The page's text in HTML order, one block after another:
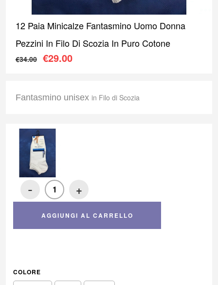
12 Paia Minicalze Fantasmino Uomo Donna
Pezzini In Filo Di Scozia In Puro Cotone
€34.00 Il prezzo originale era: €34.00.
€29.00
Fantasmino unisex in Filo di Scozia
- +
AGGIUNGI AL CARRELLO
COLORE